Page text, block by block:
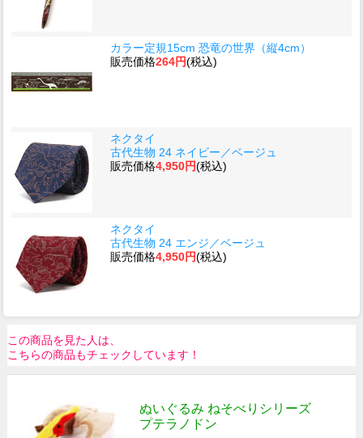
カラー定規15cm 恐竜の世界（縦4cm）
販売価格264円(税込)
ネクタイ
古代生物 24 ネイビー／ベージュ
販売価格4,950円(税込)
ネクタイ
古代生物 24 エンジ／ベージュ
販売価格4,950円(税込)
この商品を見た人は、
こちらの商品もチェックしています！
ぬいぐるみ ねそべりシリーズ
プテラノドン